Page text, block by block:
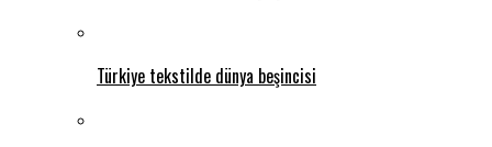
Türkiye tekstilde dünya beşincisi